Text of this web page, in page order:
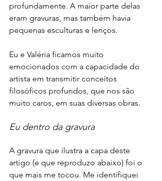
profundamente. A maior parte delas
eram gravuras, mas também havia
pequenas esculturas e lenços.
Eu e Valéria ficamos muito
emocionados com a capacidade do
artista em transmitir conceitos
filosóficos profundos, que nos são
muito caros, em suas diversas obras.
Eu dentro da gravura
A gravura que ilustra a capa deste
artigo (e que reproduzo abaixo) foi o
que mais me tocou. Me identifiquei